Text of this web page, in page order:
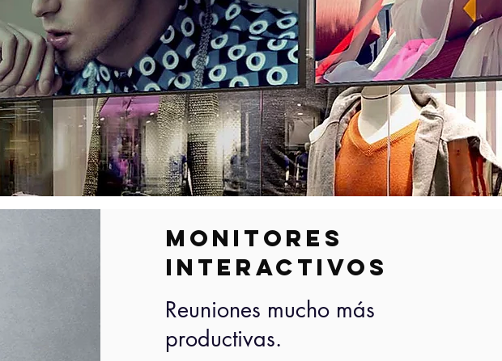
Monitores
interactivos
Reuniones mucho más
productivas.